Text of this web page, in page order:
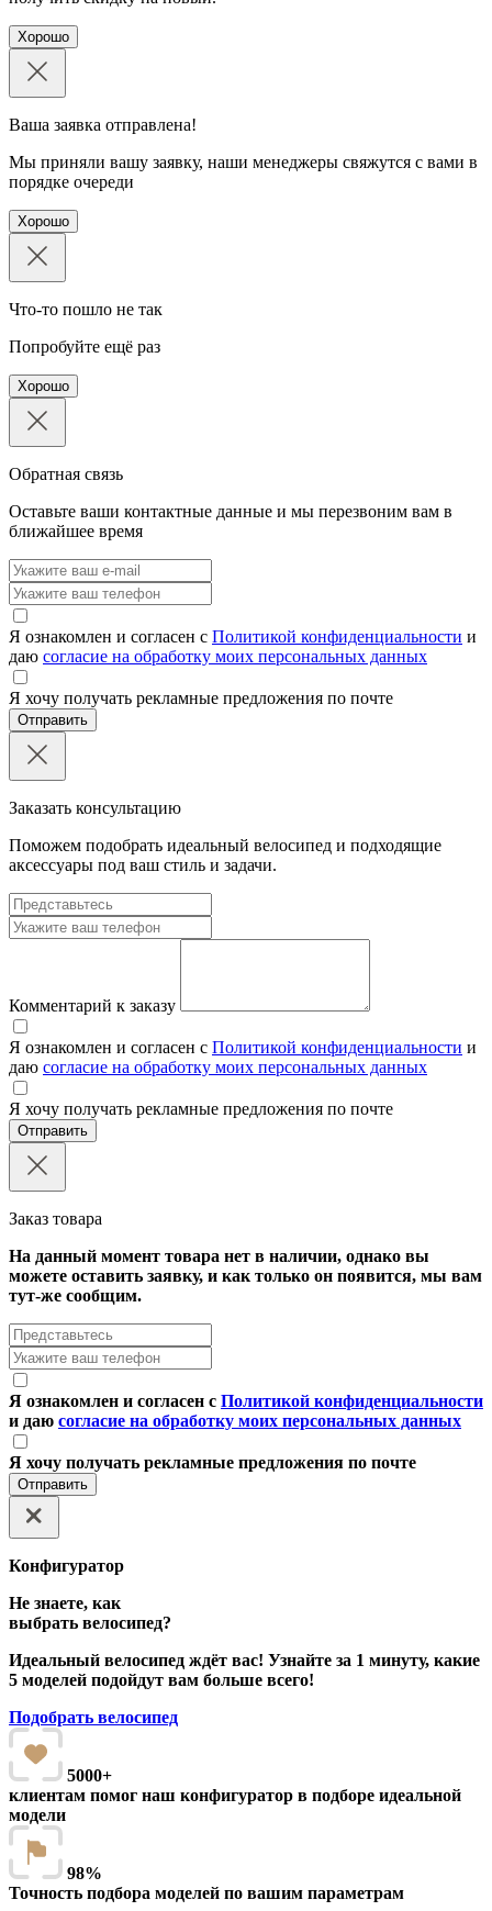
Хорошо
Ваша заявка отправлена!
Мы приняли вашу заявку, наши менеджеры свяжутся с вами в
порядке очереди
Хорошо
Что-то пошло не так
Попробуйте ещё раз
Хорошо
Обратная связь
Оставьте ваши контактные данные и мы перезвоним вам в
ближайшее время
Я ознакомлен и согласен с Политикой конфиденциальности и
даю согласие на обработку моих персональных данных
Я хочу получать рекламные предложения по почте
Отправить
Заказать консультацию
Поможем подобрать идеальный велосипед и подходящие
аксессуары под ваш стиль и задачи.
Комментарий к заказу
Я ознакомлен и согласен с Политикой конфиденциальности и
даю согласие на обработку моих персональных данных
Я хочу получать рекламные предложения по почте
Отправить
Заказ товара
На данный момент товара нет в наличии, однако вы
можете оставить заявку, и как только он появится, мы вам
тут-же сообщим.
Я ознакомлен и согласен с Политикой конфиденциальности
и даю согласие на обработку моих персональных данных
Я хочу получать рекламные предложения по почте
Отправить
Конфигуратор
Не знаете, как
выбрать велосипед?
Идеальный велосипед ждёт вас! Узнайте за 1 минуту, какие
5 моделей подойдут вам больше всего!
Подобрать велосипед
5000+
клиентам помог наш конфигуратор в подборе идеальной
модели
98%
Точность подбора моделей по вашим параметрам